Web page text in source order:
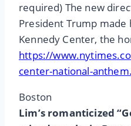
required) The new
President Trump
Kennedy Center, the
https://
center-national-
Boston
Lim’s romanticized